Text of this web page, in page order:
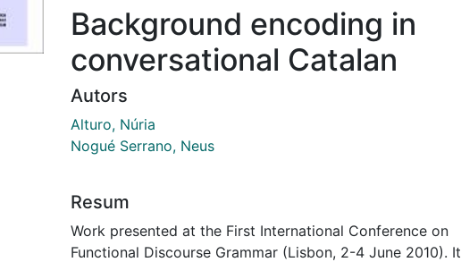
Background encoding in
conversational Catalan
Autors
Alturo, Núria
Nogué Serrano, Neus
Resum
Work presented at the First International Conference on
Functional Discourse Grammar (Lisbon, 2-4 June 2010). It